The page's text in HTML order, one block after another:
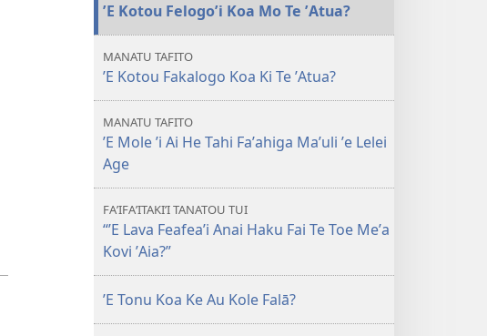
ʼE Kotou Felogoʼi Koa Mo Te ʼAtua?
MANATU TAFITO
ʼE Kotou Fakalogo Koa Ki Te ʼAtua?
MANATU TAFITO
ʼE Mole ʼi Ai He Tahi Faʼahiga Maʼuli ʼe Lelei
Age
FAʼIFAʼITAKIʼI TANATOU TUI
“ʼE Lava Feafeaʼi Anai Haku Fai Te Toe Meʼa
Kovi ʼAia?”
ʼE Tonu Koa Ke Au Kole Falā?